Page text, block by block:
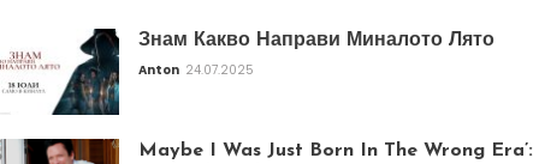
Знам Какво Направи Миналото Лято
Anton 24.07.2025
Maybe I Was Just Born In The Wrong Era’: